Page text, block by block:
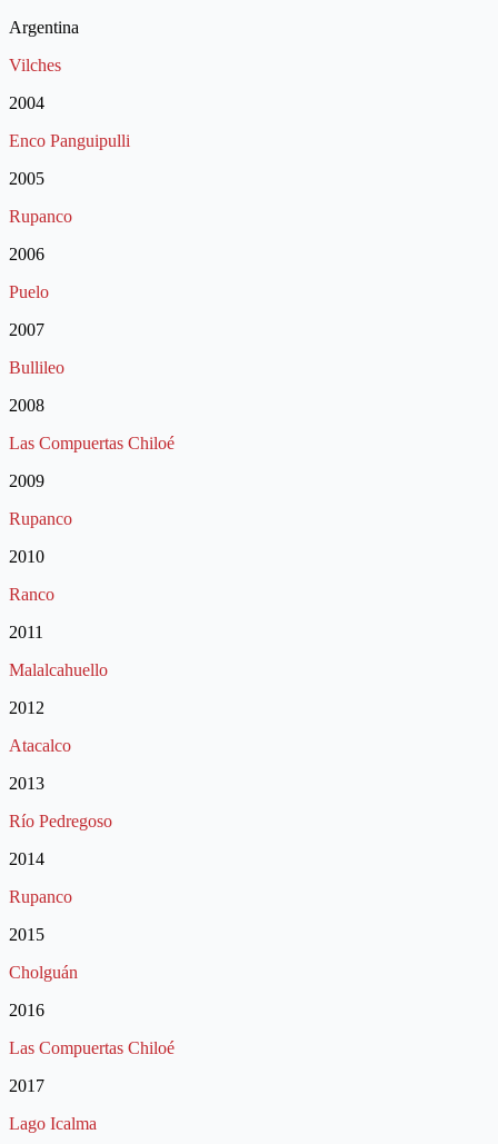
Argentina
Vilches
2004
Enco Panguipulli
2005
Rupanco
2006
Puelo
2007
Bullileo
2008
Las Compuertas Chiloé
2009
Rupanco
2010
Ranco
2011
Malalcahuello
2012
Atacalco
2013
Río Pedregoso
2014
Rupanco
2015
Cholguán
2016
Las Compuertas Chiloé
2017
Lago Icalma